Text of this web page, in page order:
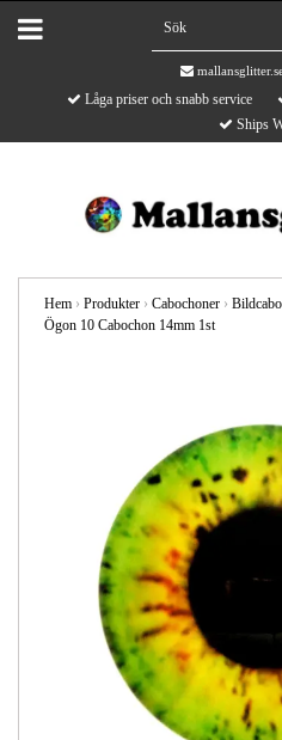
Låga priser och snabb service
Ships
Hem › Produkter › Cabochoner ›
Ögon 10 Cabochon 14mm 1st